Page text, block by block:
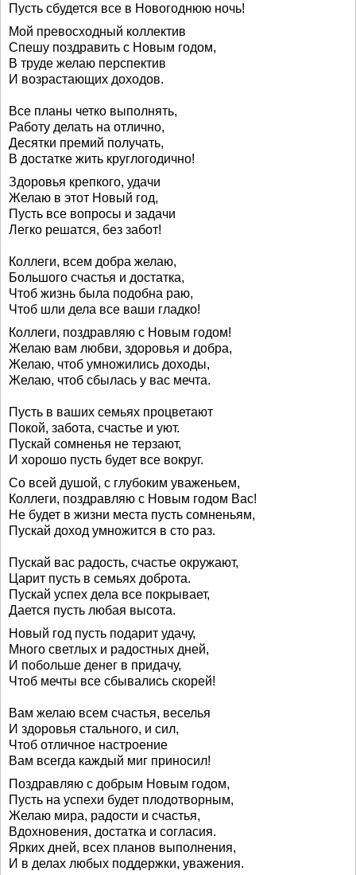
Пусть сбудется все в Новогоднюю ночь!
Мой превосходный коллектив
Спешу поздравить с Новым годом,
В труде желаю перспектив
И возрастающих доходов.
Все планы четко выполнять,
Работу делать на отлично,
Десятки премий получать,
В достатке жить круглогодично!
Здоровья крепкого, удачи
Желаю в этот Новый год,
Пусть все вопросы и задачи
Легко решатся, без забот!
Коллеги, всем добра желаю,
Большого счастья и достатка,
Чтоб жизнь была подобна раю,
Чтоб шли дела все ваши гладко!
Коллеги, поздравляю с Новым годом!
Желаю вам любви, здоровья и добра,
Желаю, чтоб умножились доходы,
Желаю, чтоб сбылась у вас мечта.
Пусть в ваших семьях процветают
Покой, забота, счастье и уют.
Пускай сомненья не терзают,
И хорошо пусть будет все вокруг.
Со всей душой, с глубоким уваженьем,
Коллеги, поздравляю с Новым годом Вас!
Не будет в жизни места пусть сомненьям,
Пускай доход умножится в сто раз.
Пускай вас радость, счастье окружают,
Царит пусть в семьях доброта.
Пускай успех дела все покрывает,
Дается пусть любая высота.
Новый год пусть подарит удачу,
Много светлых и радостных дней,
И побольше денег в придачу,
Чтоб мечты все сбывались скорей!
Вам желаю всем счастья, веселья
И здоровья стального, и сил,
Чтоб отличное настроение
Вам всегда каждый миг приносил!
Поздравляю с добрым Новым годом,
Пусть на успехи будет плодотворным,
Желаю мира, радости и счастья,
Вдохновения, достатка и согласия.
Ярких дней, всех планов выполнения,
И в делах любых поддержки, уважения.